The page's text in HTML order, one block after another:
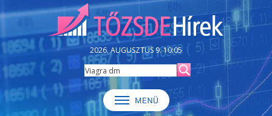
2026. AUGUSZTUS 9. 10:05